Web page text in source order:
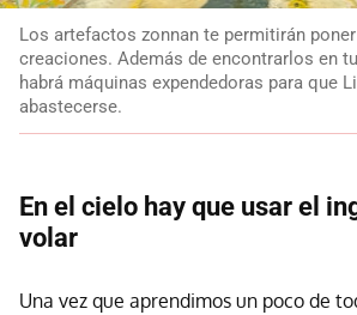
Los artefactos zonnan te permitirán
creaciones. Además de encontrarlos en
habrá máquinas expendedoras para que
abastecerse.
En el cielo hay que usar el
volar
Una vez que aprendimos un poco de